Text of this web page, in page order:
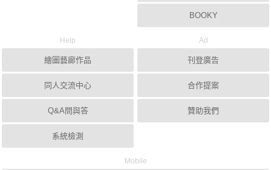
BOOKY
Help
繪圖藝廊作品
同人交流中心
Q&A問與答
系統檢測
Ad
刊登廣告
合作提案
贊助我們
Mobile